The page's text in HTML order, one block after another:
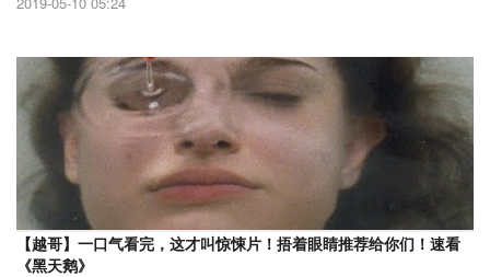
【越哥】一口气看完，这才叫惊悚片！捂着眼睛推荐给你们！速看
《黑天鹅》